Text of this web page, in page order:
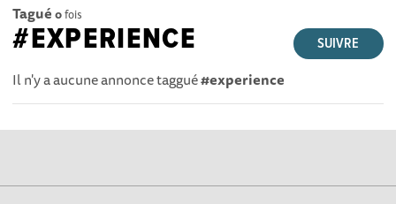
Tagué 0fois
SUIVRE
#EXPERIENCE
Il n'y a aucune annonce taggué#experience